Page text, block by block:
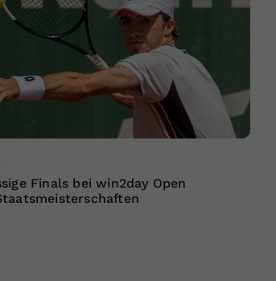
Finals bei win2day Open